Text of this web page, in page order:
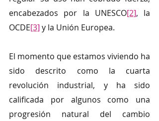
encabezados por la UNESCO[2], la
OCDE[3] y la Unión Europea.
El momento que estamos viviendo ha
sido descrito como la cuarta
revolución industrial, y ha sido
calificada por algunos como una
progresión natural del cambio